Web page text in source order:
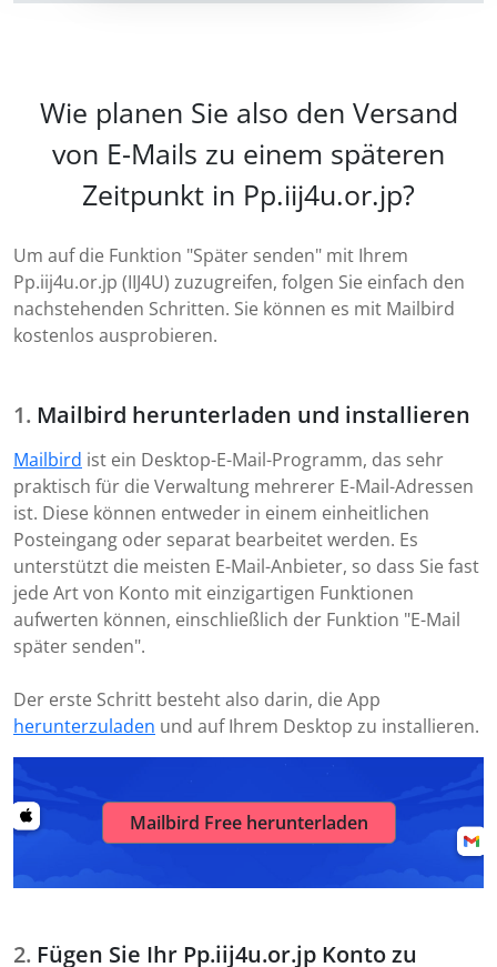
Wie planen Sie also den Versand
von E-Mails zu einem späteren
Zeitpunkt in Pp.iij4u.or.jp?
Um auf die Funktion "Später senden" mit Ihrem
Pp.iij4u.or.jp (IIJ4U) zuzugreifen, folgen Sie einfach den
nachstehenden Schritten. Sie können es mit Mailbird
kostenlos ausprobieren.
Mailbird herunterladen und installieren
Mailbird ist ein Desktop-E-Mail-Programm, das sehr
praktisch für die Verwaltung mehrerer E-Mail-Adressen
ist. Diese können entweder in einem einheitlichen
Posteingang oder separat bearbeitet werden. Es
unterstützt die meisten E-Mail-Anbieter, so dass Sie fast
jede Art von Konto mit einzigartigen Funktionen
aufwerten können, einschließlich der Funktion "E-Mail
später senden".
Der erste Schritt besteht also darin, die App
herunterzuladen und auf Ihrem Desktop zu installieren.
Mailbird Free herunterladen
Fügen Sie Ihr Pp.iij4u.or.jp Konto zu